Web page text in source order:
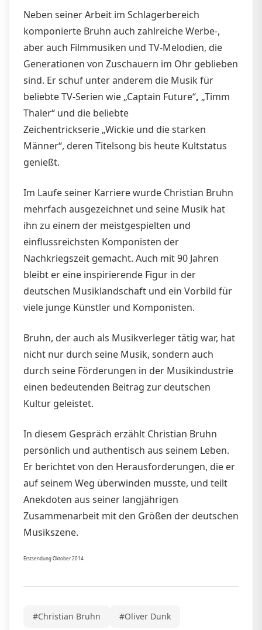
Neben seiner Arbeit im Schlagerbereich
komponierte Bruhn auch zahlreiche Werbe-,
aber auch Filmmusiken und TV-Melodien, die
Generationen von Zuschauern im Ohr geblieben
sind. Er schuf unter anderem die Musik für
beliebte TV-Serien wie „Captain Future“, „Timm
Thaler“ und die beliebte
Zeichentrickserie „Wickie und die starken
Männer“, deren Titelsong bis heute Kultstatus
genießt.
Im Laufe seiner Karriere wurde Christian Bruhn
mehrfach ausgezeichnet und seine Musik hat
ihn zu einem der meistgespielten und
einflussreichsten Komponisten der
Nachkriegszeit gemacht. Auch mit 90 Jahren
bleibt er eine inspirierende Figur in der
deutschen Musiklandschaft und ein Vorbild für
viele junge Künstler und Komponisten.
Bruhn, der auch als Musikverleger tätig war, hat
nicht nur durch seine Musik, sondern auch
durch seine Förderungen in der Musikindustrie
einen bedeutenden Beitrag zur deutschen
Kultur geleistet.
In diesem Gespräch erzählt Christian Bruhn
persönlich und authentisch aus seinem Leben.
Er berichtet von den Herausforderungen, die er
auf seinem Weg überwinden musste, und teilt
Anekdoten aus seiner langjährigen
Zusammenarbeit mit den Größen der deutschen
Musikszene.
Erstsendung Oktober 2014
#Christian Bruhn #Oliver Dunk